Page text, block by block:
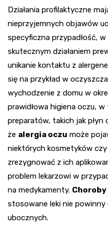
Działania profilaktyczne
nieprzyjemnych objawów
specyficzna przypadłość,
skutecznym działaniem
unikanie kontaktu z
się na przykład w
wychodzenie z domu w
prawidłowa higiena oczu,
preparatów, takich jak płyn
że alergia oczu może
niektórych kosmetyków
zrezygnować z ich
problem lekarzowi w
na medykamenty. Choroby
stosowane leki nie
ubocznych.